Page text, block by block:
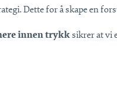
Dette for å skape en
innen trykksikrer at vi